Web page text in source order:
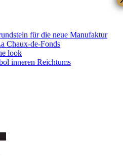
für die neue Manufaktur
Chaux-de-Fonds
look
inneren Reichtums